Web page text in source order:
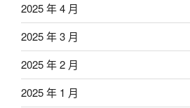
2025 年 4 月
2025 年 3 月
2025 年 2 月
2025 年 1 月